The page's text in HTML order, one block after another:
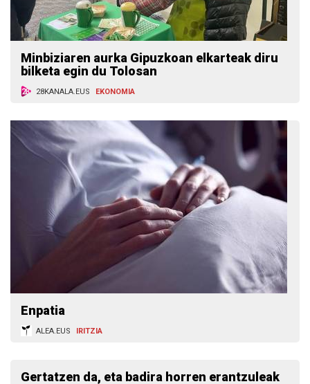
Minbiziaren aurka Gipuzkoan elkarteak diru
bilketa egin du Tolosan
28KANALA.EUS EKONOMIA
Enpatia
ALEA.EUS IRITZIA
Gertatzen da, eta badira horren erantzuleak